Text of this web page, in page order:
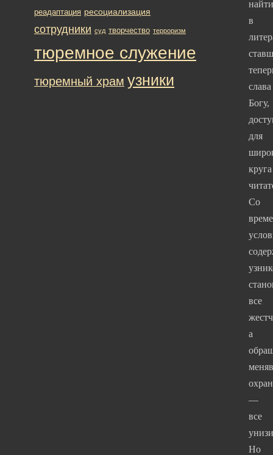
найти
в
слава
Богу,
для
круга
Со
все
а
—
все
Но
реадаптация ресоциализация
сотрудники суд творчество терроризм
тюремное служение
тюремный храм узники